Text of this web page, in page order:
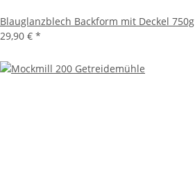
Blauglanzblech Backform mit Deckel 750g
29,90 € *